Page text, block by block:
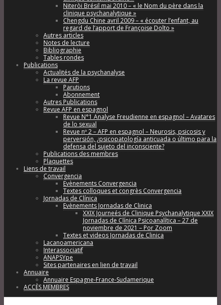
Niteròi Brésil mai 2010 – « le Nom du père dans la
clinique psychanalytique »
Chengdu Chine avril 2009 – « écouter l’enfant, au
regard de l’apport de Françoise Dolto »
Autres articles
Notes de lecture
Bibliographie
Tables rondes
Publications
Actualités de la psychanalyse
La revue AFP
Parutions
Abonnement
Autres Publications
Revue AFP en espagnol
Revue N°1 Analyse Freudienne en espagnol – Avatares
de lo sexual
Revue nº 2 – AFP en espagnol – Neurosis, psicosis y
perversión, ¿psicopatología anticuada o último para la
defensa del sujeto del inconsciente?
Publications des membres
Plaquettes
Liens de travail
Convergencia
Evènements Convergencia
Textes colloques et congrès Convergencia
Jornadas de Clínica
Evènements Jornadas de Clinica
XXIX Journeés de Clinique Psychanalytique XXIX
Jornadas de Clínica Psicoanalítica – 27 de
noviembre de 2021 – Por Zoom
Textes et videos Jornadas de Clinica
Lacanoamericana
Interassociatif
ANAPSYpe
Sites partenaires en lien de travail
Annuaire
Annuaire Espagne-France-Sudamerique
ACCÈS MEMBRES